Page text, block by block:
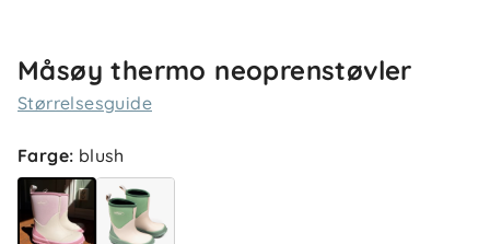
Måsøy thermo neoprenstøvler
Størrelsesguide
Farge: blush